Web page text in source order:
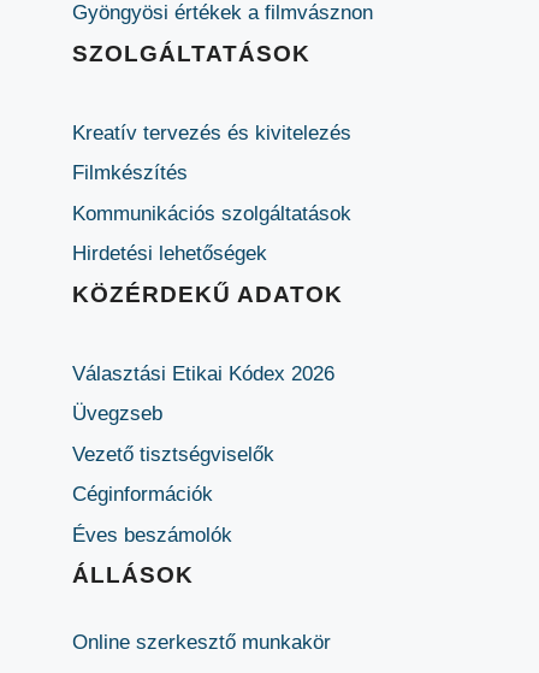
Gyöngyösi értékek a filmvásznon
SZOLGÁLTATÁSOK
Kreatív tervezés és kivitelezés
Filmkészítés
Kommunikációs szolgáltatások
Hirdetési lehetőségek
KÖZÉRDEKŰ ADATOK
Választási Etikai Kódex 2026
Üvegzseb
Vezető tisztségviselők
Céginformációk
Éves beszámolók
ÁLLÁSOK
Online szerkesztő munkakör